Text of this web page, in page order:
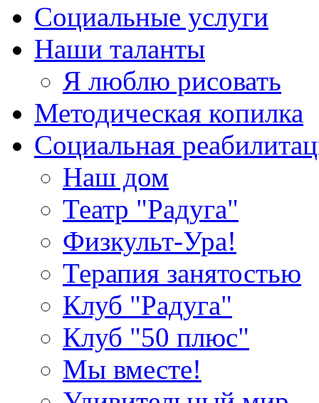
Социальные услуги
Наши таланты
Я люблю рисовать
Методическая копилка
Социальная
Наш дом
Театр "Радуга"
Физкульт-Ура!
Терапия занятостью
Клуб "Радуга"
Клуб "50 плюс"
Мы вместе!